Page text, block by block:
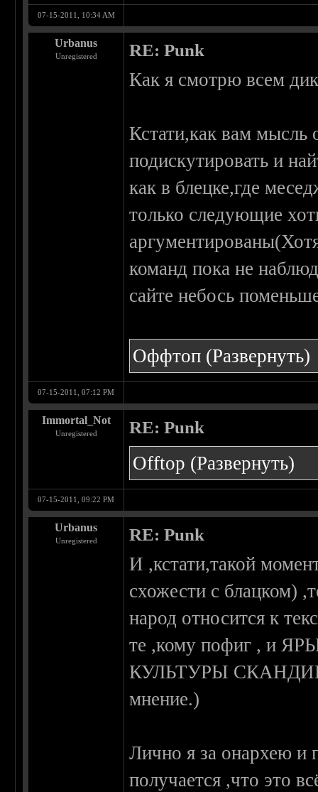
07-15-2011, 10:34 AM
Urbanus
Unregistered RE: Punk
Как я смотрю всем
Кстати,как вам мысль
подискутировать и
как в блецке,где
только следующие
команд пока не
сайте небось
Оффтоп (Развернуть)
07-15-2011, 07:12 PM
Immortal_Not
Unregistered RE: Punk
Оfftop (Развернуть)
07-15-2011, 09:22 PM
Urbanus
Unregistered RE: Punk
И ,кстати,такой
схожести с блацком)
народ относится к
те ,кому пофиг , и
КУЛЬТУРЫ
мнение.)
Лично я за онархею и
получается ,что это